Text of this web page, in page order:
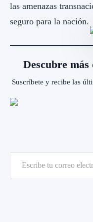
las amenazas
seguro para la nación.
Descubre
Suscríbete y recibe las
Escribe tu correo electrónico…